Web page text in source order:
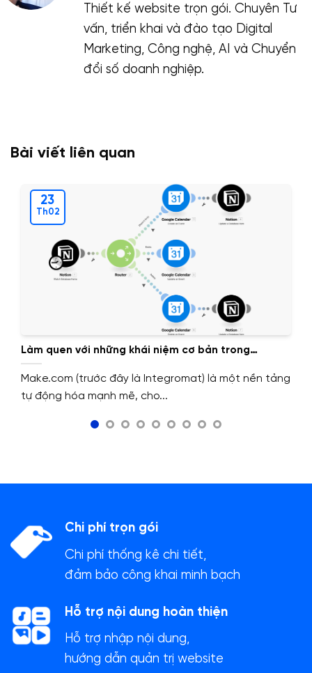
Thiết kế website trọn gói. Chuyên Tư
vấn, triển khai và đào tạo Digital
Marketing, Công nghệ, AI và Chuyển
đổi số doanh nghiệp.
Bài viết liên quan
Làm quen với những khái niệm cơ bản trong
Make.com
Make.com (trước đây là Integromat) là một nền tảng
tự động hóa mạnh mẽ, cho...
23
Th02
Chi phí trọn gói
Chi phí thống kê chi tiết,
đảm bảo công khai minh bạch
Hỗ trợ nội dung hoàn thiện
Hỗ trợ nhập nội dung,
hướng dẫn quản trị website